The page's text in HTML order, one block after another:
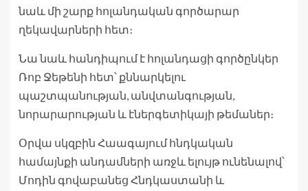
նաև մի շարք հոլանդական գործարար
ղեկավարների հետ։
Նա նաև հանդիպում է հոլանդացի գործընկեր
Ռոբ Ջեթենի հետ՝ քննարկելու
պաշտպանության, անվտանգության,
նորարարության և էներգետիկայի թեմաներ։
Օրվա սկզբին Հաագայում հնդկական
համայնքի անդամների առջև ելույթ ունենալով՝
Մոդին գովաբանեց Հնդկաստանի և